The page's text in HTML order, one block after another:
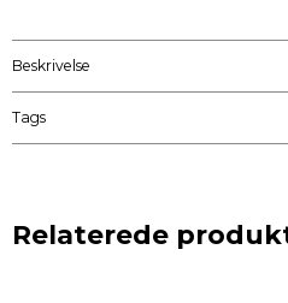
Beskrivelse
Tags
Relaterede